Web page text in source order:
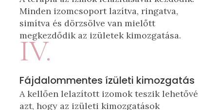
Minden izomcsoport lazítva, ringatva,
simítva és dörzsölve van mielőtt
megkezdődik az izületek kimozgatása.
IV.
Fájdalommentes ízületi kimozgatás
A kellően lelazított izomok teszik lehetővé
azt, hogy az izületi kimozgatások